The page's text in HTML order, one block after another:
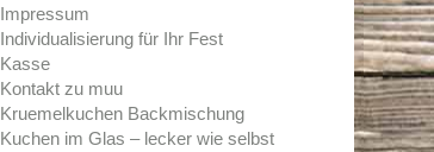
Impressum
Individualisierung für Ihr Fest
Kasse
Kontakt zu muu
Kruemelkuchen Backmischung
Kuchen im Glas – lecker wie selbst